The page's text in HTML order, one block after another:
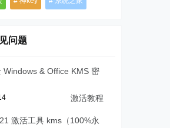
问题
Windows & Office KMS 密
激活教程
激活工具 kms（100%永